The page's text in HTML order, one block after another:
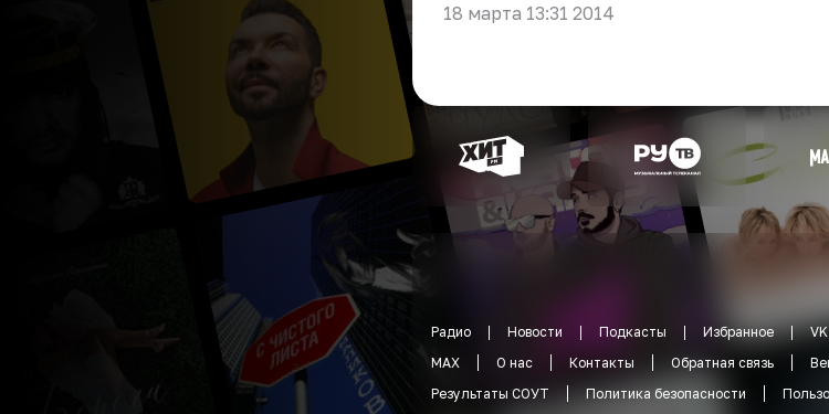
18 марта 13:31 2014
Радио Новости Подкасты Избранное VK
MAX
О нас Контакты Обратная связь
Результаты СОУТ
Политика безопасности